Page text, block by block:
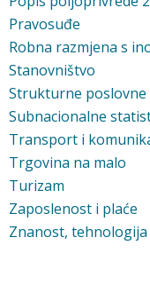
Pravosuđe
Robna razmjena s
Stanovništvo
Strukturne
Subnacionalne
Transport i
Trgovina na malo
Turizam
Zaposlenost i plaće
Znanost,